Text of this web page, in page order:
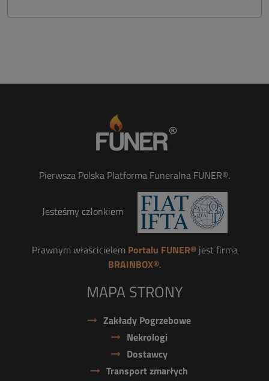
Pierwsza Polska Platforma Funeralna FUNER®.
Jesteśmy członkiem
Prawnym właścicielem Portalu FUNER®jest firma
BRAINBOX®.
MAPA STRONY
Zakłady Pogrzebowe
Nekrologi
Dostawcy
Transport zmarłych